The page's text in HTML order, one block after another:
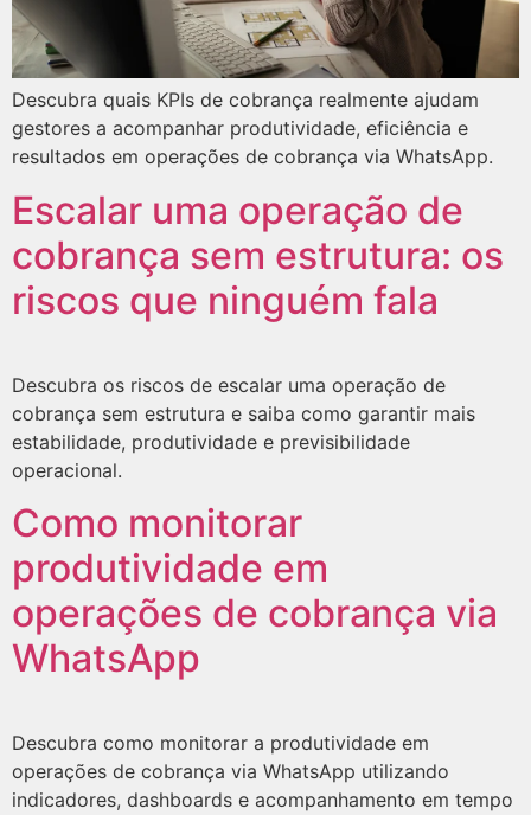
Descubra quais KPIs de cobrança realmente ajudam
gestores a acompanhar produtividade, eficiência e
resultados em operações de cobrança via WhatsApp.
Escalar uma operação de
cobrança sem estrutura: os
riscos que ninguém fala
Descubra os riscos de escalar uma operação de
cobrança sem estrutura e saiba como garantir mais
estabilidade, produtividade e previsibilidade
operacional.
Como monitorar
produtividade em
operações de cobrança via
WhatsApp
Descubra como monitorar a produtividade em
operações de cobrança via WhatsApp utilizando
indicadores, dashboards e acompanhamento em tempo